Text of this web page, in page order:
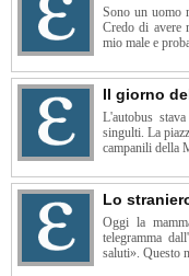
Sono un uomo
Credo di avere
mio male e
Il giorno
L'autobus
singulti. La
campanili della
Lo
Oggi la
telegramma
saluti». Questo